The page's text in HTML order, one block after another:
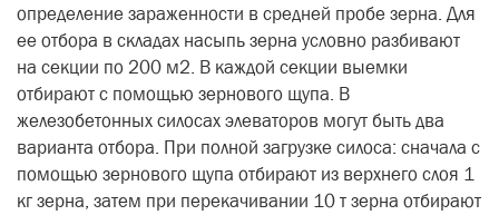
определение зараженности в средней пробе зерна. Для
ее отбора в складах насыпь зерна условно разбивают
на секции по 200 м2. В каждой секции выемки
отбирают с помощью зернового щупа. В
железобетонных силосах элеваторов могут быть два
варианта отбора. При полной загрузке силоса: сначала с
помощью зернового щупа отбирают из верхнего слоя 1
кг зерна, затем при перекачивании 10 т зерна отбирают